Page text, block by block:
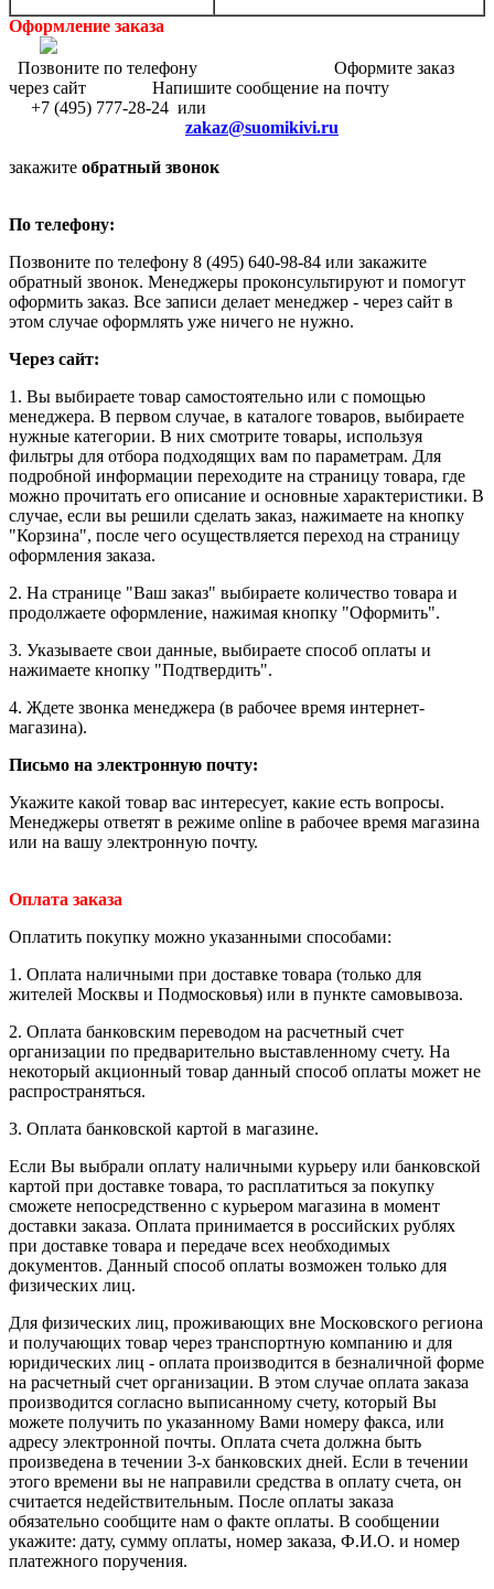
Оформление заказа
Позвоните по телефону Оформите заказ
через сайт Напишите сообщение на почту
+7 (495) 777-28-24 или
zakaz@suomikivi.ru
закажите обратный звонок
По телефону:
Позвоните по телефону 8 (495) 640-98-84 или закажите
обратный звонок. Менеджеры проконсультируют и помогут
оформить заказ. Все записи делает менеджер - через сайт в
этом случае оформлять уже ничего не нужно.
Через сайт:
1. Вы выбираете товар самостоятельно или с помощью
менеджера. В первом случае, в каталоге товаров, выбираете
нужные категории. В них смотрите товары, используя
фильтры для отбора подходящих вам по параметрам. Для
подробной информации переходите на страницу товара, где
можно прочитать его описание и основные характеристики. В
случае, если вы решили сделать заказ, нажимаете на кнопку
"Корзина", после чего осуществляется переход на страницу
оформления заказа.
2. На странице "Ваш заказ" выбираете количество товара и
продолжаете оформление, нажимая кнопку "Оформить".
3. Указываете свои данные, выбираете способ оплаты и
нажимаете кнопку "Подтвердить".
4. Ждете звонка менеджера (в рабочее время интернет-
магазина).
Письмо на электронную почту:
Укажите какой товар вас интересует, какие есть вопросы.
Менеджеры ответят в режиме online в рабочее время магазина
или на вашу электронную почту.
Оплата заказа
Оплатить покупку можно указанными способами:
1. Оплата наличными при доставке товара (только для
жителей Москвы и Подмосковья) или в пункте самовывоза.
2. Оплата банковским переводом на расчетный счет
организации по предварительно выставленному счету. На
некоторый акционный товар данный способ оплаты может не
распространяться.
3. Оплата банковской картой в магазине.
Если Вы выбрали оплату наличными курьеру или банковской
картой при доставке товара, то расплатиться за покупку
сможете непосредственно с курьером магазина в момент
доставки заказа. Оплата принимается в российских рублях
при доставке товара и передаче всех необходимых
документов. Данный способ оплаты возможен только для
физических лиц.
Для физических лиц, проживающих вне Московского региона
и получающих товар через транспортную компанию и для
юридических лиц - оплата производится в безналичной форме
на расчетный счет организации. В этом случае оплата заказа
производится согласно выписанному счету, который Вы
можете получить по указанному Вами номеру факса, или
адресу электронной почты. Оплата счета должна быть
произведена в течении 3-х банковских дней. Если в течении
этого времени вы не направили средства в оплату счета, он
считается недействительным. После оплаты заказа
обязательно сообщите нам о факте оплаты. В сообщении
укажите: дату, сумму оплаты, номер заказа, Ф.И.О. и номер
платежного поручения.